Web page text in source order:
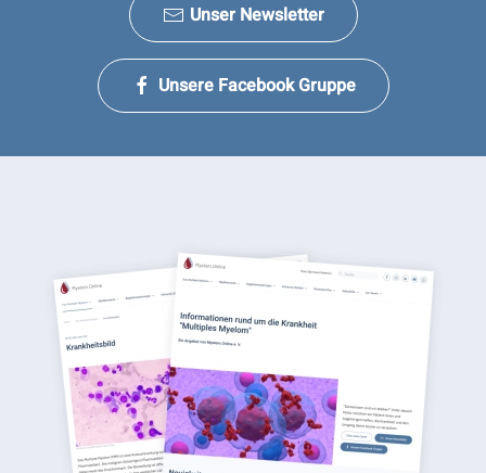
Unser Newsletter
Unsere Facebook Gruppe